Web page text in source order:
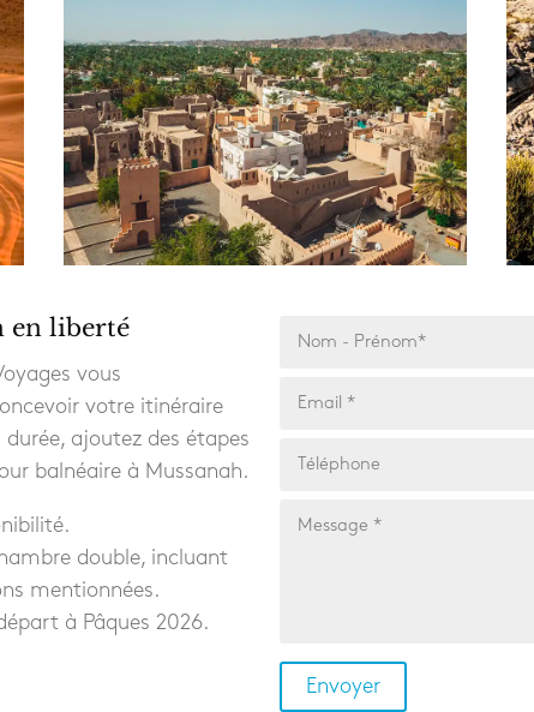
en liberté
vous
votre itinéraire
ajoutez des étapes
balnéaire à Mussanah.
double, incluant
mentionnées.
à Pâques 2026.